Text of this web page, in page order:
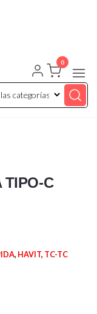
0
TIPO-C
, HAVIT, TC-TC